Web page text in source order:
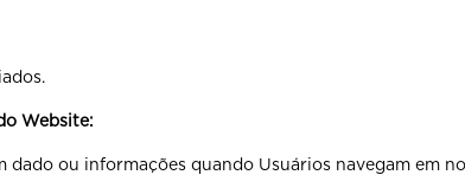
Website:
dado ou informações quando Usuários navegam em